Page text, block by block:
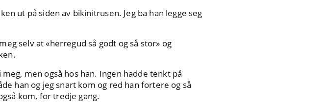
ut på siden av bikinitrusen. Jeg ba han legge seg
selv at «herregud så godt og så stor» og
men også hos han. Ingen hadde tenkt på
han og jeg snart kom og red han fortere og så
kom, for tredje gang.